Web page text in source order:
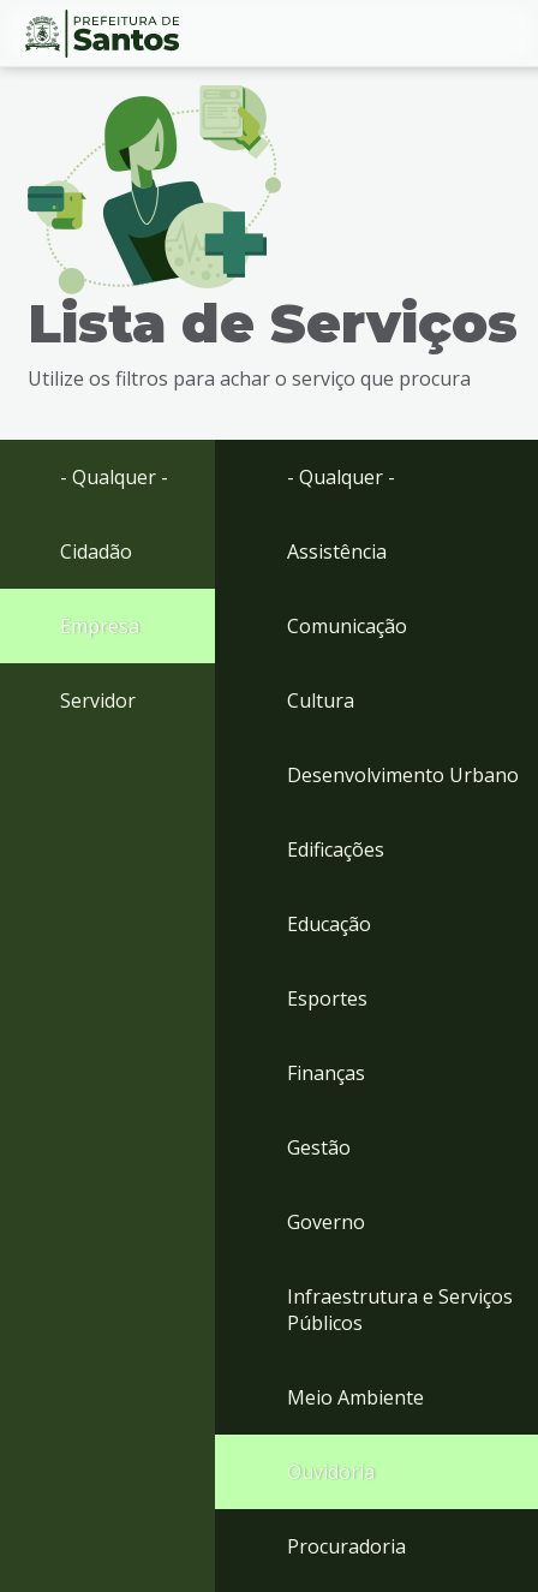
Ir
busca
Ir
Conteúdo
Lista de Serviços
Utilize os filtros para achar o serviço que procura
- Qualquer -
Cidadão
Empresa
Servidor
- Qualquer -
Assistência
Comunicação
Cultura
Desenvolvimento Urbano
Edificações
Educação
Esportes
Finanças
Gestão
Governo
Infraestrutura e Serviços
Públicos
Meio Ambiente
Ouvidoria
Procuradoria